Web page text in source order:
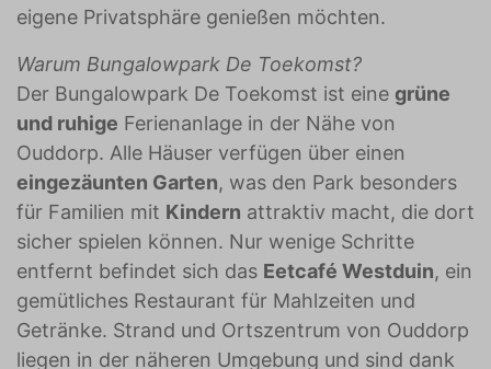
eigene Privatsphäre genießen möchten.
Warum Bungalowpark De Toekomst?
Der Bungalowpark De Toekomst ist eine grüne
und ruhige Ferienanlage in der Nähe von
Ouddorp. Alle Häuser verfügen über einen
eingezäunten Garten, was den Park besonders
für Familien mit Kindern attraktiv macht, die dort
sicher spielen können. Nur wenige Schritte
entfernt befindet sich das Eetcafé Westduin, ein
gemütliches Restaurant für Mahlzeiten und
Getränke. Strand und Ortszentrum von Ouddorp
liegen in der näheren Umgebung und sind dank